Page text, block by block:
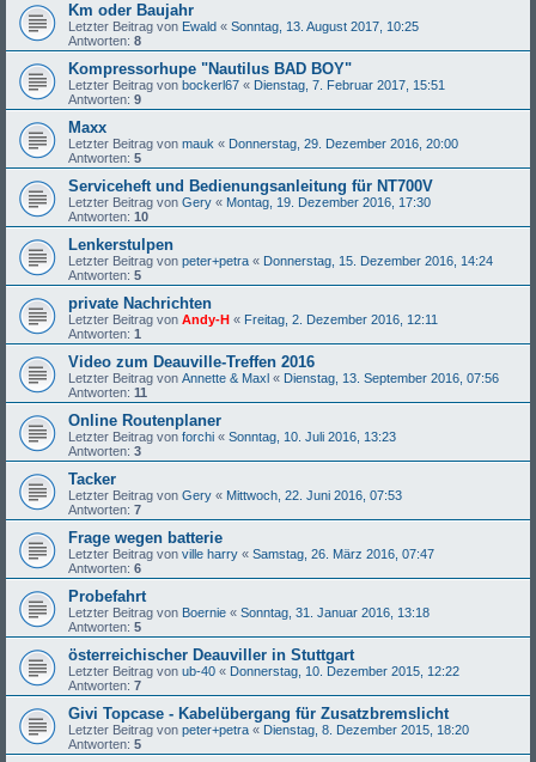
Km oder Baujahr
Letzter Beitrag von Ewald « Sonntag, 13. August 2017, 10:25
Antworten: 8
Kompressorhupe "Nautilus BAD BOY"
Letzter Beitrag von bockerl67 « Dienstag, 7. Februar 2017, 15:51
Antworten: 9
Maxx
Letzter Beitrag von mauk « Donnerstag, 29. Dezember 2016, 20:00
Antworten: 5
Serviceheft und Bedienungsanleitung für NT700V
Letzter Beitrag von Gery « Montag, 19. Dezember 2016, 17:30
Antworten: 10
Lenkerstulpen
Letzter Beitrag von peter+petra « Donnerstag, 15. Dezember 2016, 14:24
Antworten: 5
private Nachrichten
Letzter Beitrag von Andy-H « Freitag, 2. Dezember 2016, 12:11
Antworten: 1
Video zum Deauville-Treffen 2016
Letzter Beitrag von Annette & Maxl « Dienstag, 13. September 2016, 07:56
Antworten: 11
Online Routenplaner
Letzter Beitrag von forchi « Sonntag, 10. Juli 2016, 13:23
Antworten: 3
Tacker
Letzter Beitrag von Gery « Mittwoch, 22. Juni 2016, 07:53
Antworten: 7
Frage wegen batterie
Letzter Beitrag von ville harry « Samstag, 26. März 2016, 07:47
Antworten: 6
Probefahrt
Letzter Beitrag von Boernie « Sonntag, 31. Januar 2016, 13:18
Antworten: 5
österreichischer Deauviller in Stuttgart
Letzter Beitrag von ub-40 « Donnerstag, 10. Dezember 2015, 12:22
Antworten: 7
Givi Topcase - Kabelübergang für Zusatzbremslicht
Letzter Beitrag von peter+petra « Dienstag, 8. Dezember 2015, 18:20
Antworten: 5